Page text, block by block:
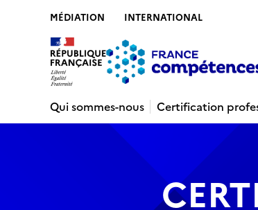
MÉDIATION INTERNATIONAL
Qui sommes-nous
Certification